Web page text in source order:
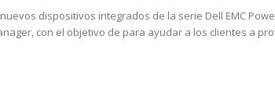
dispositivos integrados de la serie Dell EMC
con el objetivo de para ayudar a los clientes a